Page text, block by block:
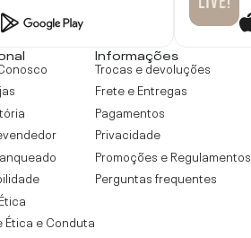
Ética e Conduta
Informações
Trocas e devoluções
Frete e Entregas
Pagamentos
Privacidade
Promoções e Regulamentos
Perguntas frequentes